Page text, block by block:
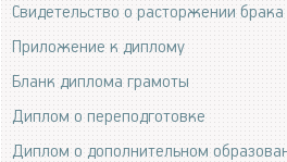
Свидетельство о расторжении брака
Приложение к диплому
Бланк диплома грамоты
Диплом о переподготовке
Диплом о дополнительном